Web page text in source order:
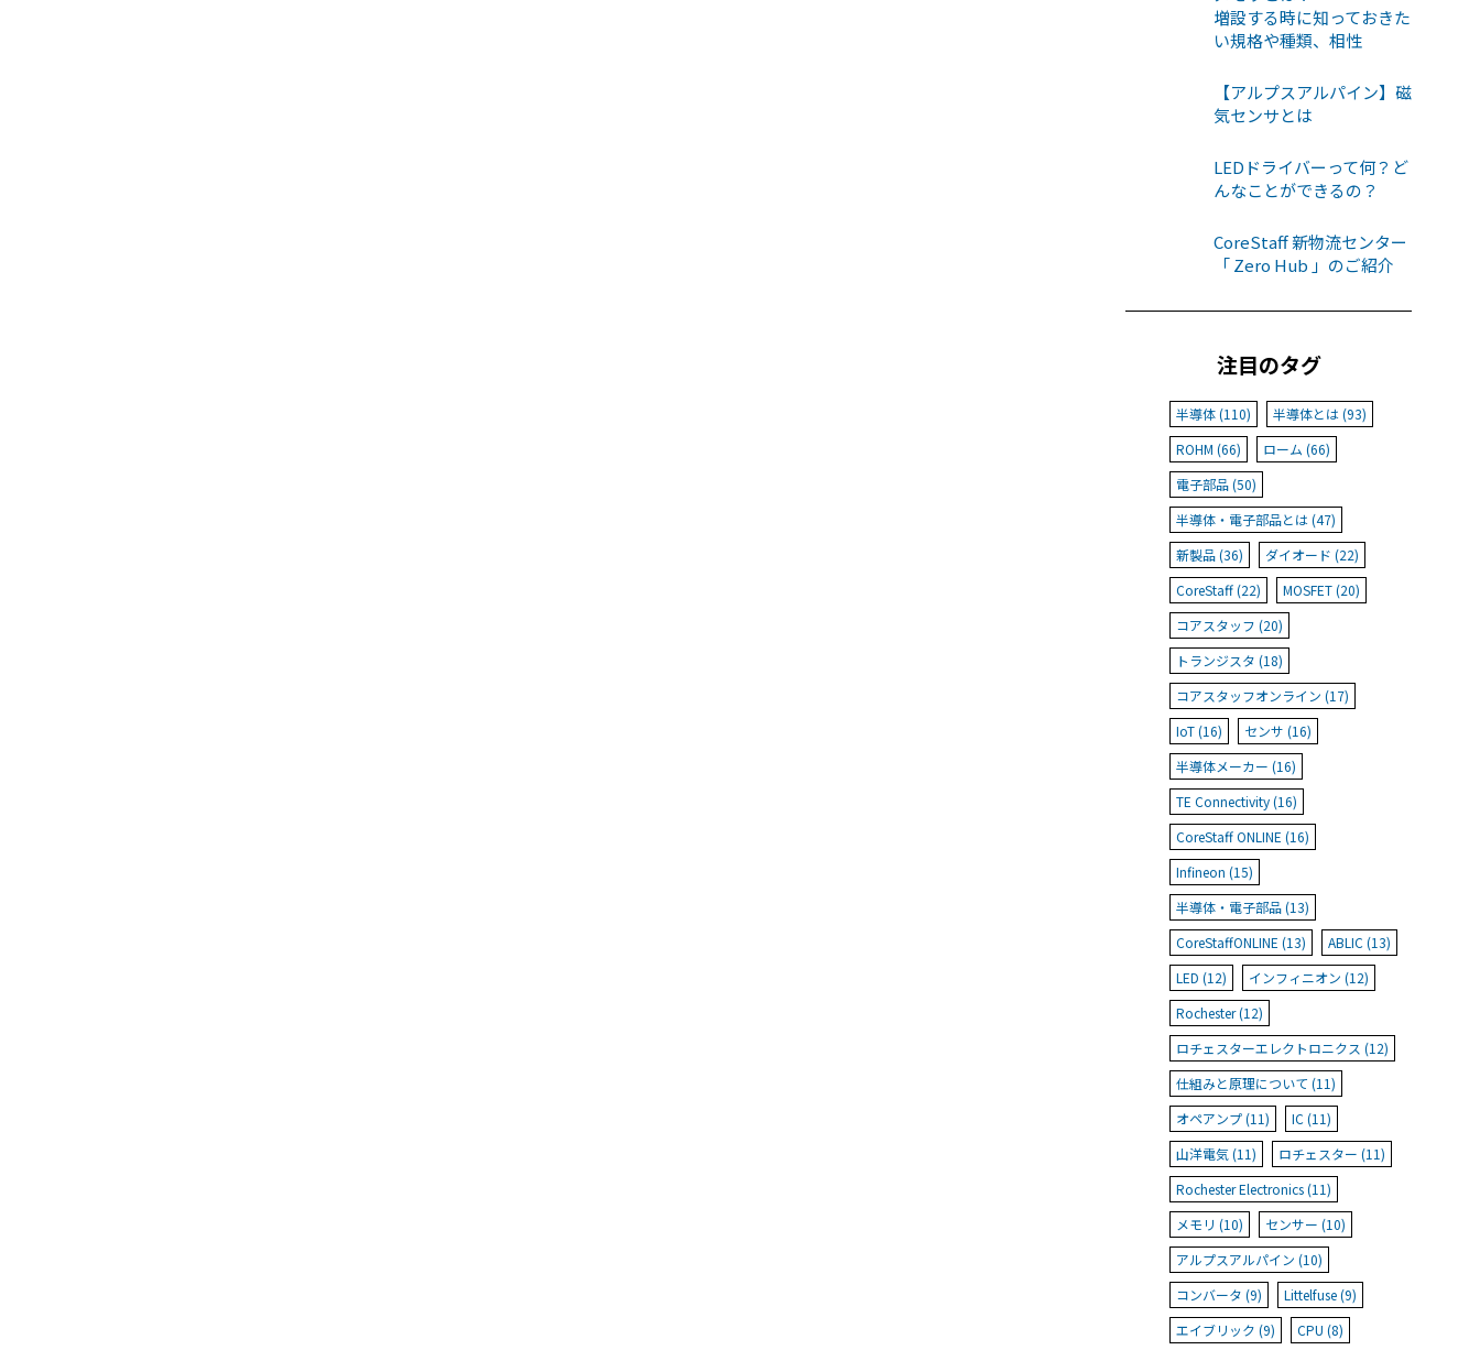
増設する時に知っておきた
い規格や種類、相性
【アルプスアルパイン】磁
気センサとは
LEDドライバーって何？ど
んなことができるの？
CoreStaff 新物流センター
「 Zero Hub 」のご紹介
注目のタグ
半導体 (110)
半導体とは (93)
ROHM (66)
ローム (66)
電子部品 (50)
半導体・電子部品とは (47)
新製品 (36)
ダイオード (22)
CoreStaff (22)
MOSFET (20)
コアスタッフ (20)
トランジスタ (18)
コアスタッフオンライン (17)
IoT (16)
センサ (16)
半導体メーカー (16)
TE Connectivity (16)
CoreStaff ONLINE (16)
Infineon (15)
半導体・電子部品 (13)
CoreStaffONLINE (13)
ABLIC (13)
LED (12)
インフィニオン (12)
Rochester (12)
ロチェスターエレクトロニクス (12)
仕組みと原理について (11)
オペアンプ (11)
IC (11)
山洋電気 (11)
ロチェスター (11)
Rochester Electronics (11)
メモリ (10)
センサー (10)
アルプスアルパイン (10)
コンバータ (9)
Littelfuse (9)
エイブリック (9)
CPU (8)